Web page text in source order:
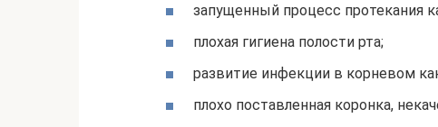
запущенный процесс протекания
плохая гигиена полости рта;
развитие инфекции в корневом
плохо поставленная коронка,